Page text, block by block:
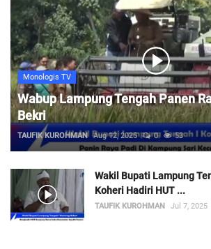
Monologis TV
Wabup Lampung Tengah Panen
Bekri
TAUFIK KUROHMAN Aug 12, 2025 0 53
Wakil Bupati Lampung
Koheri Hadiri HUT ...
TAUFIK KUROHMAN Jul 7, 2025